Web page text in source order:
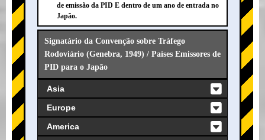
de emissão da PID E dentro de um ano de entrada no
Japão.
Signatário da Convenção sobre Tráfego
Rodoviário (Genebra, 1949) / Países Emissores de
PID para o Japão
Asia
Europe
America